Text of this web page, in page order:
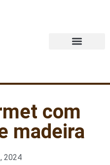
com
madeira
2024